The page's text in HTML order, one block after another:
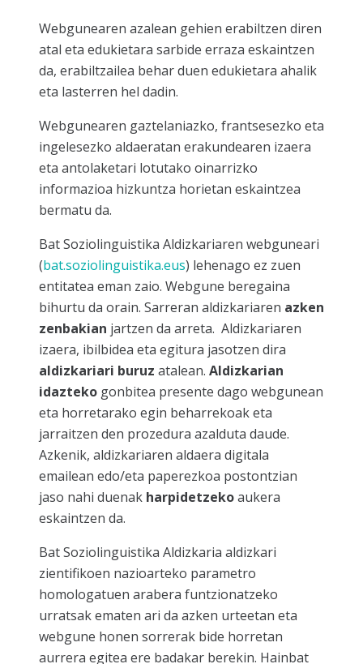
Webgunearen azalean gehien erabiltzen diren
atal eta edukietara sarbide erraza eskaintzen
da, erabiltzailea behar duen edukietara ahalik
eta lasterren hel dadin.
Webgunearen gaztelaniazko, frantsesezko eta
ingelesezko aldaeratan erakundearen izaera
eta antolaketari lotutako oinarrizko
informazioa hizkuntza horietan eskaintzea
bermatu da.
Bat Soziolinguistika Aldizkariaren webguneari
(bat.soziolinguistika.eus) lehenago ez zuen
entitatea eman zaio. Webgune beregaina
bihurtu da orain. Sarreran aldizkariaren azken
zenbakian jartzen da arreta. Aldizkariaren
izaera, ibilbidea eta egitura jasotzen dira
aldizkariari buruz atalean. Aldizkarian
idazteko gonbitea presente dago webgunean
eta horretarako egin beharrekoak eta
jarraitzen den prozedura azalduta daude.
Azkenik, aldizkariaren aldaera digitala
emailean edo/eta paperezkoa postontzian
jaso nahi duenak harpidetzekoaukera
eskaintzen da.
Bat Soziolinguistika Aldizkaria aldizkari
zientifikoen nazioarteko parametro
homologatuen arabera funtzionatzeko
urratsak ematen ari da azken urteetan eta
webgune honen sorrerak bide horretan
aurrera egitea ere badakar berekin. Hainbat